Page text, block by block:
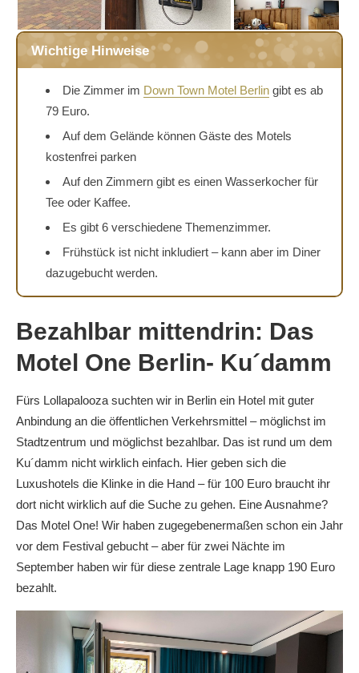
Wichtige Hinweise
Die Zimmer im Down Town Motel Berlin gibt es ab
79 Euro.
Auf dem Gelände können Gäste des Motels
kostenfrei parken
Auf den Zimmern gibt es einen Wasserkocher für
Tee oder Kaffee.
Es gibt 6 verschiedene Themenzimmer.
Frühstück ist nicht inkludiert – kann aber im Diner
dazugebucht werden.
Bezahlbar mittendrin: Das
Motel One Berlin- Ku´damm
Fürs Lollapalooza suchten wir in Berlin ein Hotel mit guter
Anbindung an die öffentlichen Verkehrsmittel – möglichst im
Stadtzentrum und möglichst bezahlbar. Das ist rund um dem
Ku´damm nicht wirklich einfach. Hier geben sich die
Luxushotels die Klinke in die Hand – für 100 Euro braucht ihr
dort nicht wirklich auf die Suche zu gehen. Eine Ausnahme?
Das Motel One! Wir haben zugegebenermaßen schon ein Jahr
vor dem Festival gebucht – aber für zwei Nächte im
September haben wir für diese zentrale Lage knapp 190 Euro
bezahlt.